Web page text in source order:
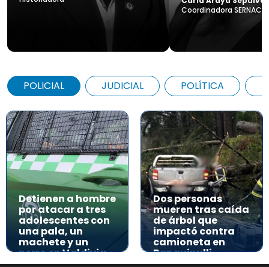
Coordinadora SERNAC
POLICIAL JUDICIAL POLÍTICA
Detienen a hombre
por atacar a tres
adolescentes con
una pala, un
machete y un
perro en Valdivia
Dos personas
mueren tras caída
de árbol que
impactó contra
camioneta en
Panguipulli